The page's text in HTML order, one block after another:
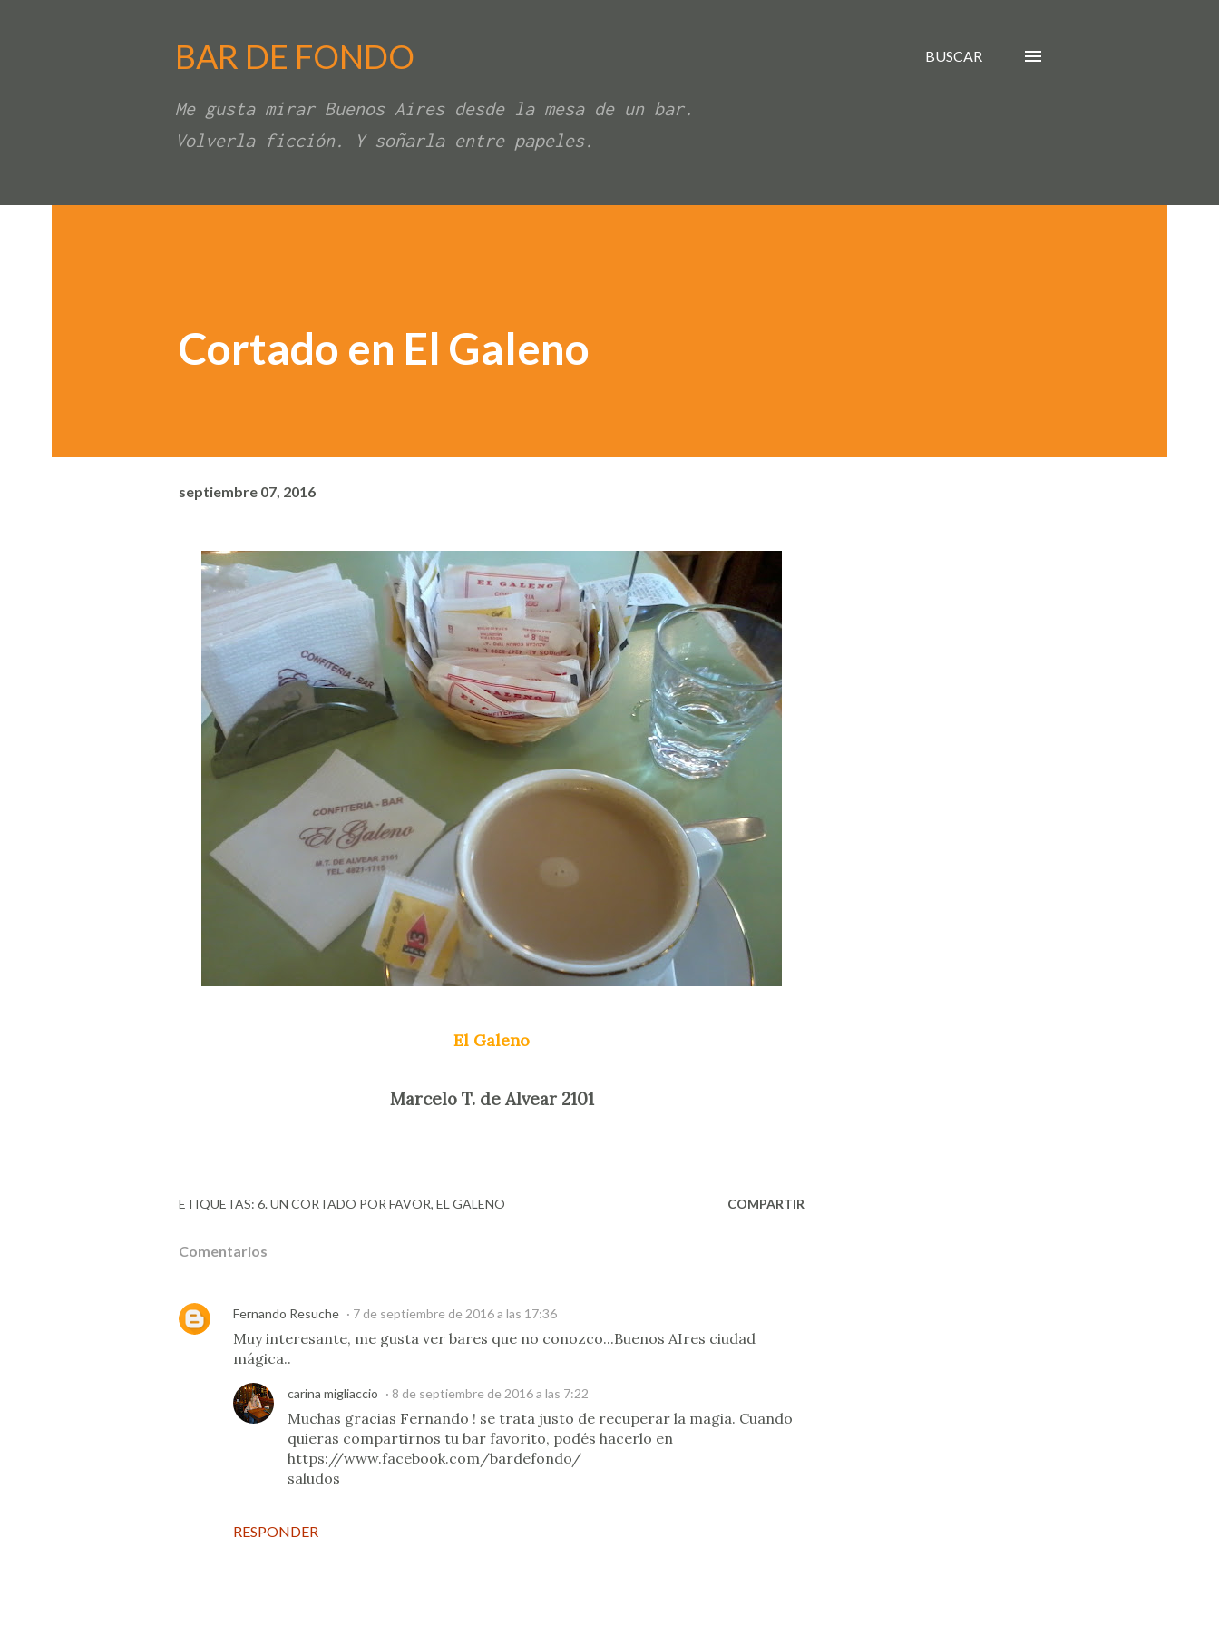
BAR DE FONDO
Me gusta mirar Buenos Aires desde la mesa de un bar.
Volverla ficción. Y soñarla entre papeles.
BUSCAR
Cortado en El Galeno
septiembre 07, 2016
El Galeno
Marcelo T. de Alvear 2101
ETIQUETAS: 6. UN CORTADO POR FAVOR EL GALENO COMPARTIR
Comentarios
Fernando Resuche 7 de septiembre de 2016 a las 17:36
Muy interesante, me gusta ver bares que no conozco...Buenos AIres ciudad
mágica..
RESPONDER
carina migliaccio 8 de septiembre de 2016 a las 7:22
Muchas gracias Fernando ! se trata justo de recuperar la magia. Cuando
quieras compartirnos tu bar favorito, podés hacerlo en
https://www.facebook.com/bardefondo/
saludos